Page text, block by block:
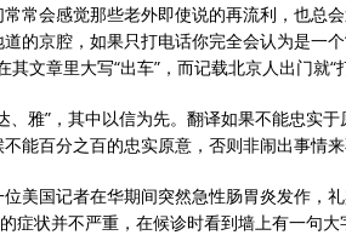
常会感觉那些老外即使说的再流利，也总
的京腔，如果只打电话你完全会认为是一
其文章里大写“出车”，而记载北京人出门就“打
、雅”，其中以信为先。翻译如果不能忠实于
能百分之百的忠实原意，否则非闹出事情来
美国记者在华期间突然急性肠胃炎发作，
的症状并不严重，在候诊时看到墙上有一句